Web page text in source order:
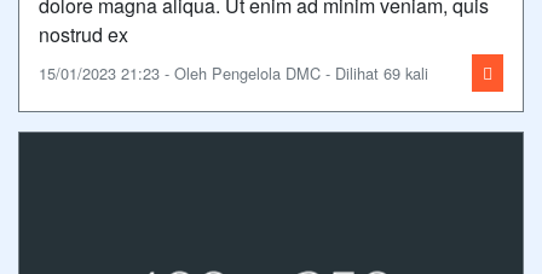
nostrud ex
15/01/2023 21:23 - Oleh Pengelola DMC - Dilihat 69 kali